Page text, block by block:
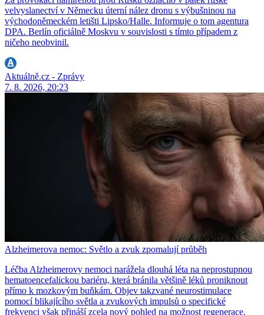
velvyslanectví v Německu úterní nález dronu s výbušninou na
východoněmeckém letišti Lipsko/Halle. Informuje o tom agentura
DPA. Berlín oficiálně Moskvu v souvislosti s tímto případem z
ničeho neobvinil.
Aktuálně.cz - Zprávy
7. 8. 2026, 20:23
Alzheimerova nemoc: Světlo a zvuk zpomalují průběh
Léčba Alzheimerovy nemoci narážela dlouhá léta na neprostupnou
hematoencefalickou bariéru, která bránila většině léků proniknout
přímo k mozkovým buňkám. Objev takzvané neurostimulace
pomocí blikajícího světla a zvukových impulsů o specifické
frekvenci však přináší zcela nový pohled na možnost regenerace.